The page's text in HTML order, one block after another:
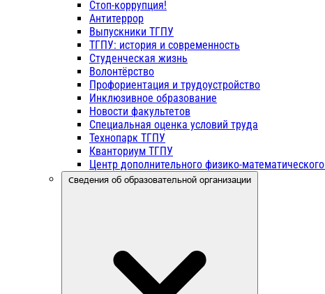
Стоп-коррупция!
Антитеррор
Выпускники ТГПУ
ТГПУ: история и современность
Студенческая жизнь
Волонтёрство
Профориентация и трудоустройство
Инклюзивное образование
Новости факультетов
Специальная оценка условий труда
Технопарк ТГПУ
Кванториум ТГПУ
Центр дополнительного физико-
Сведения об образовательной организации